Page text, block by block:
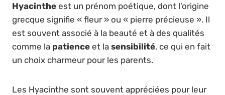
Hyacinthe est un prénom poétique, dont l’origine
grecque signifie « fleur » ou « pierre précieuse ». Il
est souvent associé à la beauté et à des qualités
comme la patience et la sensibilité, ce qui en fait
un choix charmeur pour les parents.
Les Hyacinthe sont souvent appréciées pour leur